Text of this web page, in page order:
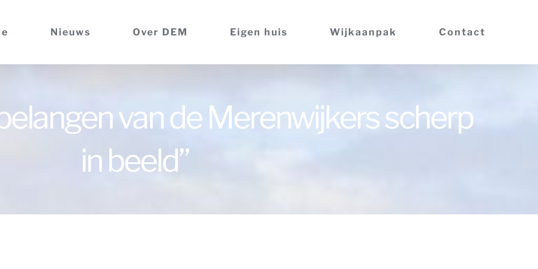
Nieuws Over DEM Eigen huis Wijkaanpak Contact
van de Merenwijkers scherp
in beeld”